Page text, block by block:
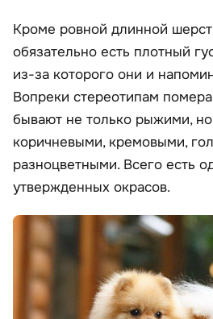
Кроме ровной длинной
обязательно есть плотный
из-за которого они и
Вопреки стереотипам
бывают не только рыжими,
коричневыми, кремовыми,
разноцветными. Всего есть
утвержденных окрасов.